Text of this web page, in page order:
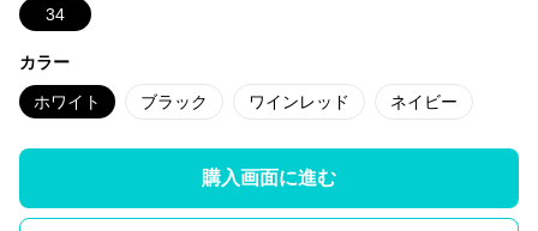
34
カラー
ホワイト ブラック ワインレッド ネイビー
購入画面に進む